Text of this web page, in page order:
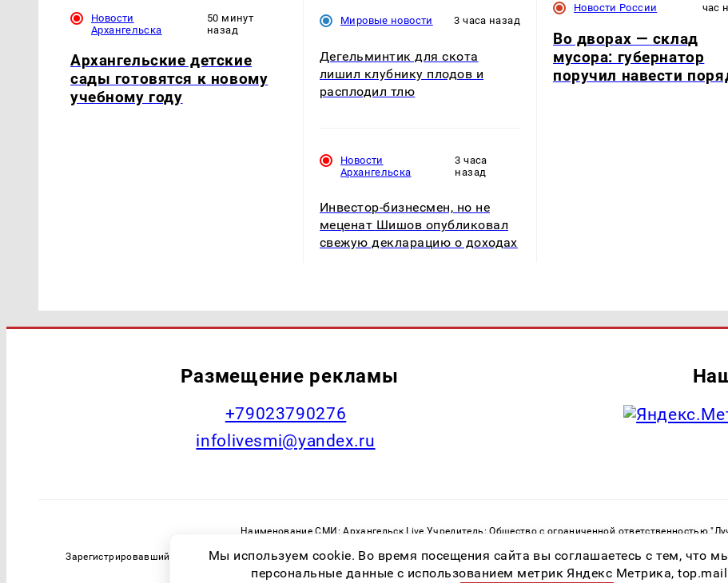
Новости
Архангельска
50 минут
назад
Архангельские детские
сады готовятся к новому
учебному году
Мировые новости 3 часа назад
Дегельминтик для скота
лишил клубнику плодов и
расплодил тлю
Новости
Архангельска
3 часа
назад
Инвестор-бизнесмен, но не
меценат Шишов опубликовал
свежую декларацию о доходах
Новости России час
Во дворах — склад
мусора: губернатор
поручил навести
Размещение рекламы
+79023790276
infolivesmi@yandex.ru
Наименование СМИ: Архангельск Live Учредитель: Общество с ограниченной ответственностью
Зарегистрировавший орган: Федеральная служба по надзору в сфере связи, информационных технологий и массовых
82533 от 21.01.2022
Мы используем cookie. Во время посещения сайта вы соглашаетесь с тем, что
персональные данные с использованием метрик Яндекс Метрика,